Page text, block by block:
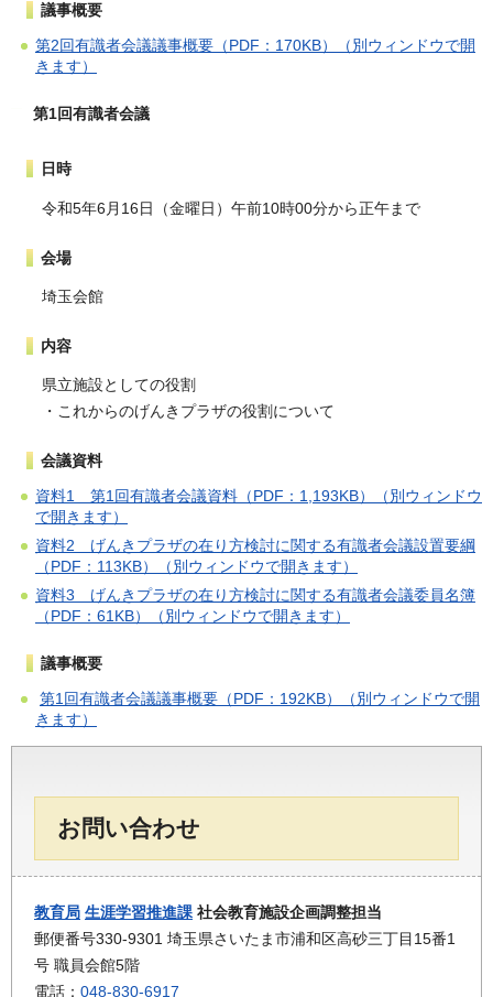
議事概要
第2回有識者会議議事概要（PDF：170KB）（別ウィンドウで開
きます）
第1回有識者会議
日時
令和5年6月16日（金曜日）午前10時00分から正午まで
会場
埼玉会館
内容
県立施設としての役割
・これからのげんきプラザの役割について
会議資料
資料1 第1回有識者会議資料（PDF：1,193KB）（別ウィンドウ
で開きます）
資料2 げんきプラザの在り方検討に関する有識者会議設置要綱
（PDF：113KB）（別ウィンドウで開きます）
資料3 げんきプラザの在り方検討に関する有識者会議委員名簿
（PDF：61KB）（別ウィンドウで開きます）
議事概要
第1回有識者会議議事概要（PDF：192KB）（別ウィンドウで開
きます）
お問い合わせ
教育局 生涯学習推進課 社会教育施設企画調整担当
郵便番号330-9301 埼玉県さいたま市浦和区高砂三丁目15番1
号 職員会館5階
電話： 048-830-6917